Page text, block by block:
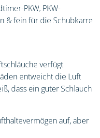
PKW, PKW-
& fein für die Schubkarre
verfügt
entweicht die Luft
dass ein guter Schlauch
auf, aber